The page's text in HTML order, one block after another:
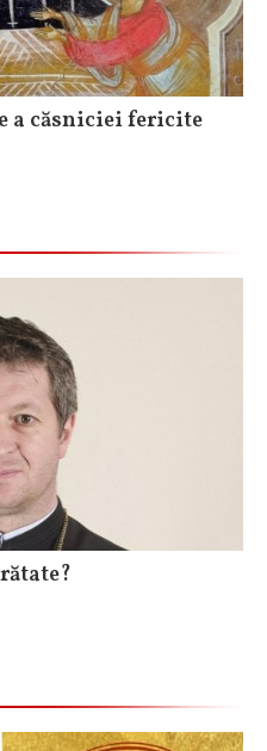
a căsniciei fericite